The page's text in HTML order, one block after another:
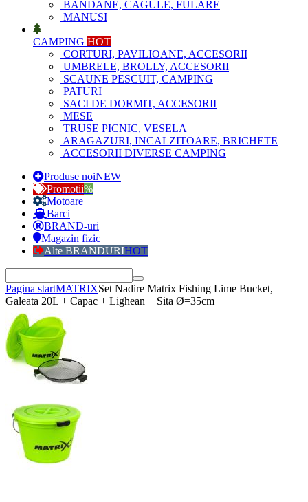
BANDANE, CAGULE, FULARE
MANUSI
CAMPING HOT
CORTURI, PAVILIOANE, ACCESORII
UMBRELE, BROLLY, ACCESORII
SCAUNE PESCUIT, CAMPING
PATURI
SACI DE DORMIT, ACCESORII
MESE
TRUSE PICNIC, VESELA
ARAGAZURI, INCALZITOARE, BRICHETE
ACCESORII DIVERSE CAMPING
Produse noiNEW
Promotii%
Motoare
Barci
BRAND-uri
Magazin fizic
Alte BRANDURIHOT
Pagina startMATRIXSet Nadire Matrix Fishing Lime Bucket,
Galeata 20L + Capac + Lighean + Sita Ø=35cm